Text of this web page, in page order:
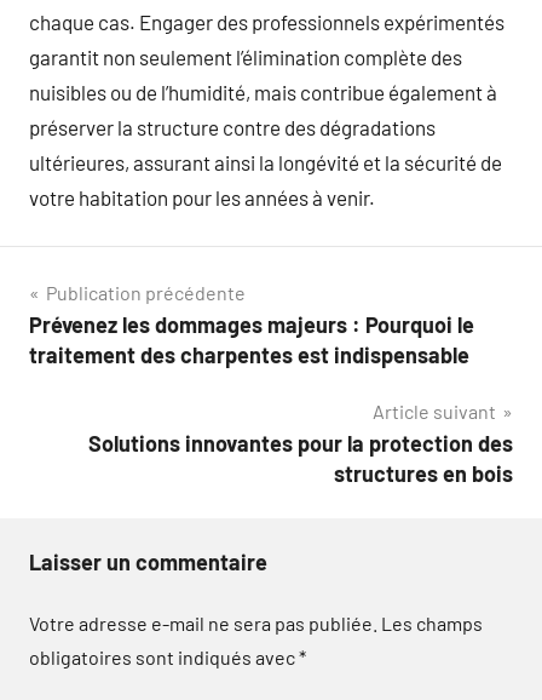
chaque cas. Engager des professionnels expérimentés
garantit non seulement l’élimination complète des
nuisibles ou de l’humidité, mais contribue également à
préserver la structure contre des dégradations
ultérieures, assurant ainsi la longévité et la sécurité de
votre habitation pour les années à venir.
Navigation
de
Publication précédente
Prévenez les dommages majeurs : Pourquoi le
traitement des charpentes est indispensable
Article suivant
Solutions innovantes pour la protection des
structures en bois
Laisser un commentaire
Votre adresse e-mail ne sera pas publiée. Les champs
obligatoires sont indiqués avec*